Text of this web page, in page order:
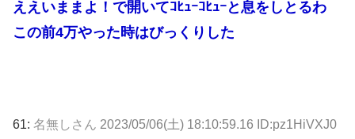
ええいままよ！で開いてｺﾋｭｰｺﾋｭｰと息をしとるわ
この前4万やった時はびっくりした
61: 名無しさん 2023/05/06(土) 18:10:59.16 ID:pz1HiVXJ0